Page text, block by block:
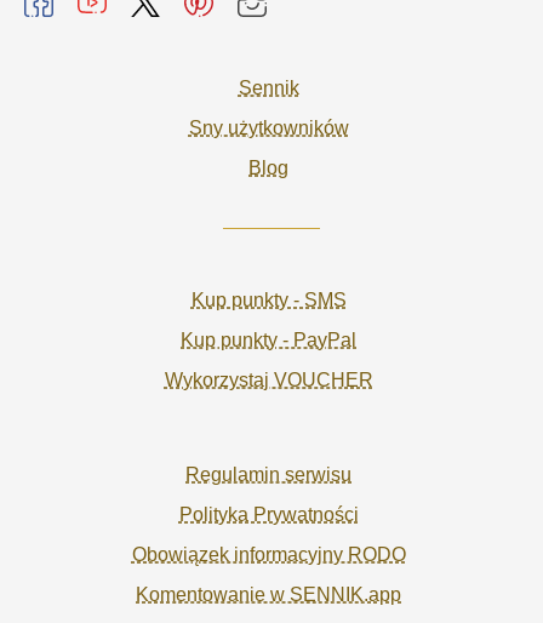
Sennik
Sny użytkowników
Blog
Kup punkty - SMS
Kup punkty - PayPal
Wykorzystaj VOUCHER
Regulamin serwisu
Polityka Prywatności
Obowiązek informacyjny RODO
Komentowanie w SENNIK.app